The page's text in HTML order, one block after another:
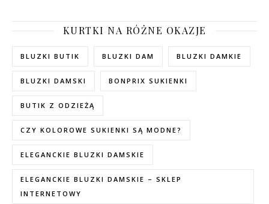
KURTKI NA RÓŻNE OKAZJE
BLUZKI BUTIK BLUZKI DAM BLUZKI DAMKIE
BLUZKI DAMSKI BONPRIX SUKIENKI
BUTIK Z ODZIEŻĄ
CZY KOLOROWE SUKIENKI SĄ MODNE?
ELEGANCKIE BLUZKI DAMSKIE
ELEGANCKIE BLUZKI DAMSKIE – SKLEP
INTERNETOWY